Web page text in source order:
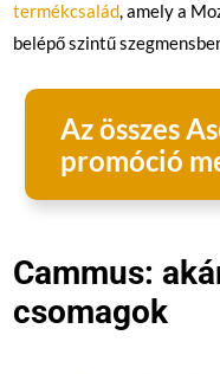
termékcsalád, amely a
belépő szintű
Az összes
promóció
Cammus:
csomagok